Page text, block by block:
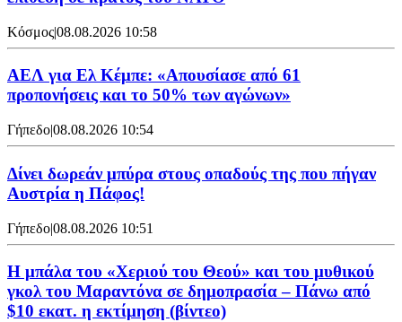
Κόσμος|08.08.2026 10:58
ΑΕΛ για Ελ Κέμπε: «Απουσίασε από 61
προπονήσεις και το 50% των αγώνων»
Γήπεδο|08.08.2026 10:54
Δίνει δωρεάν μπύρα στους οπαδούς της που πήγαν
Αυστρία η Πάφος!
Γήπεδο|08.08.2026 10:51
Η μπάλα του «Χεριού του Θεού» και του μυθικού
γκολ του Μαραντόνα σε δημοπρασία – Πάνω από
$10 εκατ. η εκτίμηση (βίντεο)